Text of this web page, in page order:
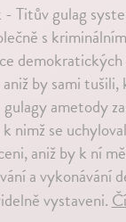
Titův gulag
s
by sami
ametody
nimž se
aniž by k ní
a vykonávání
vystaveni.